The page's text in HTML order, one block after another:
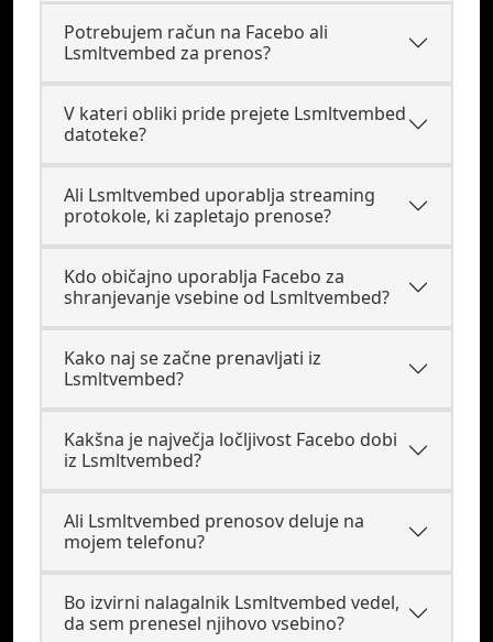
Potrebujem račun na Facebo ali
Lsmltvembed za prenos?
V kateri obliki pride prejete Lsmltvembed
datoteke?
Ali Lsmltvembed uporablja streaming
protokole, ki zapletajo prenose?
Kdo običajno uporablja Facebo za
shranjevanje vsebine od Lsmltvembed?
Kako naj se začne prenavljati iz
Lsmltvembed?
Kakšna je največja ločljivost Facebo dobi
iz Lsmltvembed?
Ali Lsmltvembed prenosov deluje na
mojem telefonu?
Bo izvirni nalagalnik Lsmltvembed vedel,
da sem prenesel njihovo vsebino?